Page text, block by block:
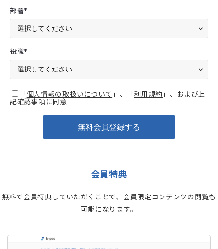
部署*
役職*
「個人情報の取扱いについて 」、「利用規約 」、および上
記確認事項に同意
会員特典
無料で会員特典していただくことで、会員限定コンテンツの閲覧も
可能になります。